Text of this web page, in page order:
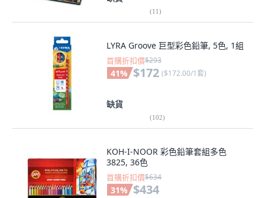
(11)
LYRA Groove 巨型彩色鉛筆, 5色, 1組
首購折扣價$293
41% $172 ($172.00/1套)
缺貨
(102)
KOH-I-NOOR 彩色鉛筆套組多色
3825, 36色
首購折扣價$634
31% $434